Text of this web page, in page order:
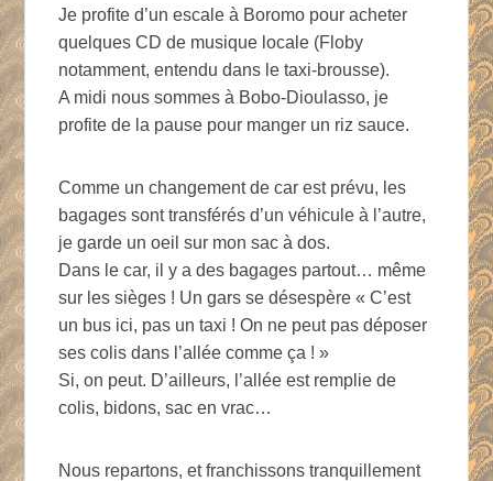
Je profite d’un escale à Boromo pour acheter
quelques CD de musique locale (Floby
notamment, entendu dans le taxi-brousse).
A midi nous sommes à Bobo-Dioulasso, je
profite de la pause pour manger un riz sauce.
Comme un changement de car est prévu, les
bagages sont transférés d’un véhicule à l’autre,
je garde un oeil sur mon sac à dos.
Dans le car, il y a des bagages partout… même
sur les sièges ! Un gars se désespère « C’est
un bus ici, pas un taxi ! On ne peut pas déposer
ses colis dans l’allée comme ça ! »
Si, on peut. D’ailleurs, l’allée est remplie de
colis, bidons, sac en vrac…
Nous repartons, et franchissons tranquillement